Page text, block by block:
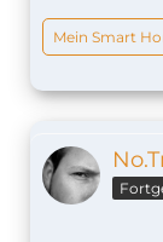
Mein Smart